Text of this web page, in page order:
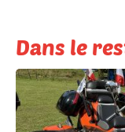
Dans le